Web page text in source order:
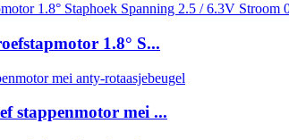
1.8° S...
stappenmotor mei ...